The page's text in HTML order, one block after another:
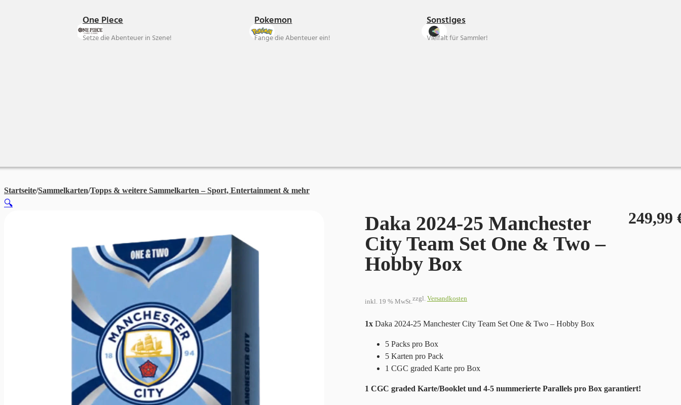
One Piece
Setze die Abenteuer in Szene!
Pokemon
Fange die Abenteuer ein!
Sonstiges
Vielfalt für Sammler!
Startseite/Sammelkarten/Topps & weitere Sammelkarten – Sport, Entertainment & mehr
Daka 2024-25 Manchester
City Team Set One & Two –
Hobby Box
249,99
inkl. 19 % MwSt.zzgl. Versandkosten
1x Daka 2024-25 Manchester City Team Set One & Two – Hobby Box
5 Packs pro Box
5 Karten pro Pack
1 CGC graded Karte pro Box
1 CGC graded Karte/Booklet und 4-5 nummerierte Parallels pro Box garantiert!
🔍